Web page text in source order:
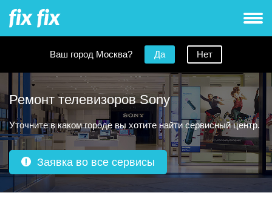
Ваш город Москва? Да Нет
Ремонт телевизоров Sony
Уточните в каком городе вы хотите найти сервисный центр.
Заявка во все сервисы